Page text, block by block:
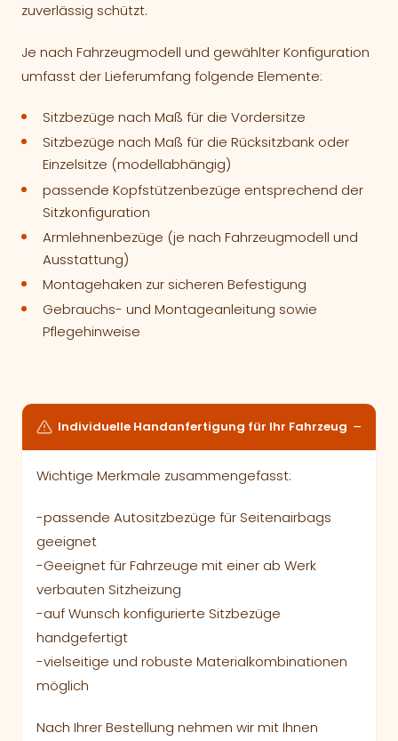
zuverlässig schützt.
Je nach Fahrzeugmodell und gewählter Konfiguration
umfasst der Lieferumfang folgende Elemente:
Sitzbezüge nach Maß für die Vordersitze
Sitzbezüge nach Maß für die Rücksitzbank oder
Einzelsitze (modellabhängig)
passende Kopfstützenbezüge entsprechend der
Sitzkonfiguration
Armlehnenbezüge (je nach Fahrzeugmodell und
Ausstattung)
Montagehaken zur sicheren Befestigung
Gebrauchs- und Montageanleitung sowie
Pflegehinweise
Individuelle Handanfertigung für Ihr Fahrzeug
Wichtige Merkmale zusammengefasst:
-passende Autositzbezüge für Seitenairbags
geeignet
-Geeignet für Fahrzeuge mit einer ab Werk
verbauten Sitzheizung
-auf Wunsch konfigurierte Sitzbezüge
handgefertigt
-vielseitige und robuste Materialkombinationen
möglich
Nach Ihrer Bestellung nehmen wir mit Ihnen